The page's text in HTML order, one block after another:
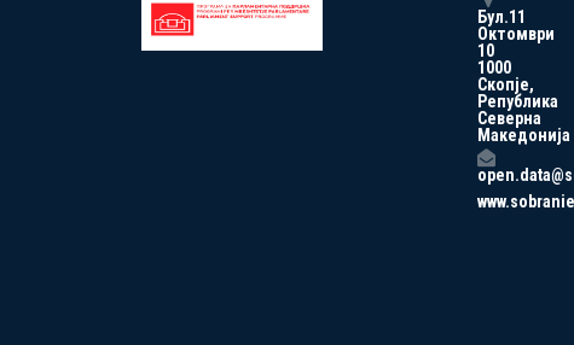
Бул.11
Октомври
10
1000
Скопје,
Република
Северна
Македонија